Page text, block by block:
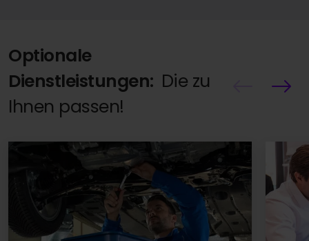
Optionale
Dienstleistungen: Die zu
Ihnen passen!